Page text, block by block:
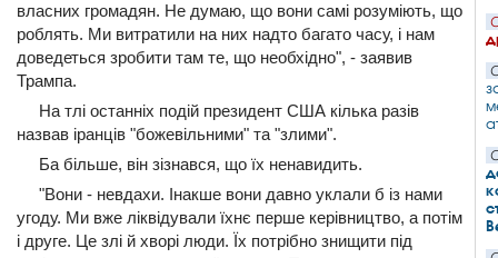
власних громадян. Не думаю, що вони самі розуміють, що
роблять. Ми витратили на них надто багато часу, і нам
доведеться зробити там те, що необхідно", - заявив
Трампа.
На тлі останніх подій президент США кілька разів
назвав іранців "божевільними" та "злими".
Ба більше, він зізнався, що їх ненавидить.
"Вони - невдахи. Інакше вони давно уклали б із нами
угоду. Ми вже ліквідували їхнє перше керівництво, а потім
і друге. Це злі й хворі люди. Їх потрібно знищити під